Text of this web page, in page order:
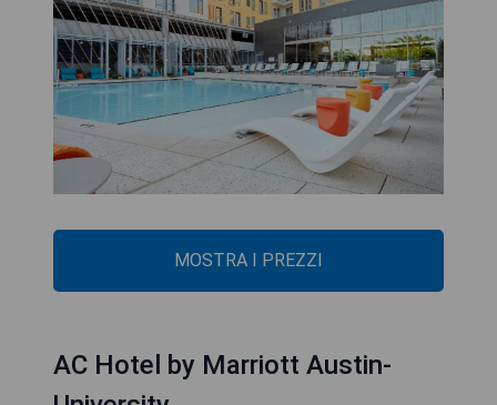
MOSTRA I PREZZI
AC Hotel by Marriott Austin-